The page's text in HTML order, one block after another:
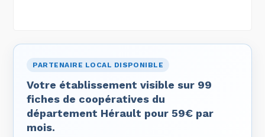
PARTENAIRE LOCAL DISPONIBLE
Votre établissement visible sur 99
fiches de coopératives du
département Hérault pour 59€ par
mois.